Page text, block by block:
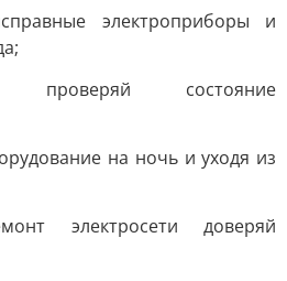
электроприборы и
проверяй состояние
на ночь и уходя из
электросети доверяй